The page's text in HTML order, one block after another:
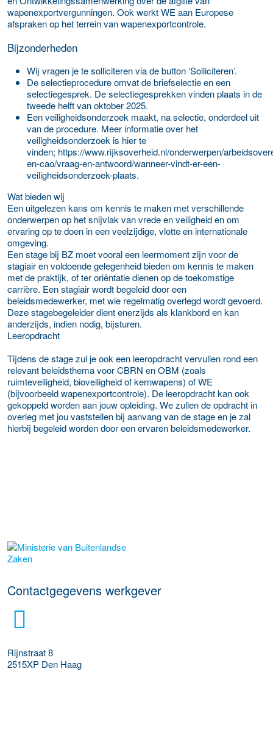
wapenexportvergunningen. Ook werkt WE aan Europese
afspraken op het terrein van wapenexportcontrole.
Bijzonderheden
Wij vragen je te solliciteren via de button ‘Solliciteren’.
De selectieprocedure omvat de briefselectie en een
selectiegesprek. De selectiegesprekken vinden plaats in de
tweede helft van oktober 2025.
Een veiligheidsonderzoek maakt, na selectie, onderdeel uit
van de procedure. Meer informatie over het
veiligheidsonderzoek is hier te
vinden; https://www.rijksoverheid.nl/onderwerpen/
en-cao/vraag-en-antwoord/wanneer-vindt-er-een-
veiligheidsonderzoek-plaats.
Wat bieden wij
Een uitgelezen kans om kennis te maken met verschillende
onderwerpen op het snijvlak van vrede en veiligheid en om
ervaring op te doen in een veelzijdige, vlotte en internationale
omgeving.
Een stage bij BZ moet vooral een leermoment zijn voor de
stagiair en voldoende gelegenheid bieden om kennis te maken
met de praktijk, of ter oriëntatie dienen op de toekomstige
carrière. Een stagiair wordt begeleid door een
beleidsmedewerker, met wie regelmatig overlegd wordt gevoerd.
Deze stagebegeleider dient enerzijds als klankbord en kan
anderzijds, indien nodig, bijsturen.
Leeropdracht
Tijdens de stage zul je ook een leeropdracht vervullen rond een
relevant beleidsthema voor CBRN en OBM (zoals
ruimteveiligheid, bioveiligheid of kernwapens) of WE
(bijvoorbeeld wapenexportcontrole). De leeropdracht kan ook
gekoppeld worden aan jouw opleiding. We zullen de opdracht in
overleg met jou vaststellen bij aanvang van de stage en je zal
hierbij begeleid worden door een ervaren beleidsmedewerker.
Meer werkgever details
Contactgegevens werkgever
Rijnstraat 8
2515XP Den Haag